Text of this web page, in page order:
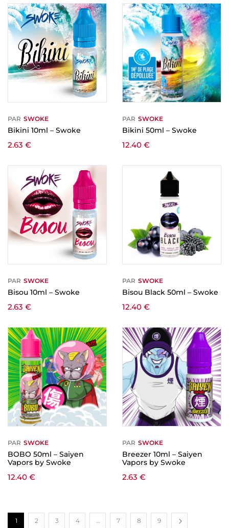
PAR SWOKE
Bikini 10ml – Swoke
2.63 €
PAR SWOKE
Bikini 50ml – Swoke
12.40 €
PAR SWOKE
Bisou 10ml – Swoke
2.63 €
PAR SWOKE
Bisou Black 50ml – Swoke
12.40 €
PAR SWOKE
BOBO 50ml – Saiyen
Vapors by Swoke
12.40 €
PAR SWOKE
Breezer 10ml – Saiyen
Vapors by Swoke
2.63 €
1 2 3 4 … 7 8 9